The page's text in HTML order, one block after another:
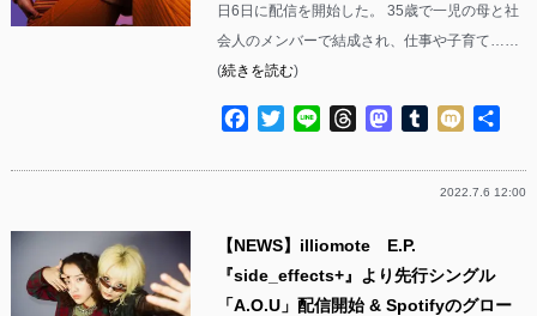
日6日に配信を開始した。 35歳で一児の母と社
会人のメンバーで結成され、仕事や子育て……
(続きを読む)
Facebook
TwitterLine ThreadsMastodon
Tumblr
Mixi
2022.7.6 12:00
【NEWS】illiomote E.P.
『side_effects+』より先行シングル
「A.O.U」配信開始 & Spotifyのグロー